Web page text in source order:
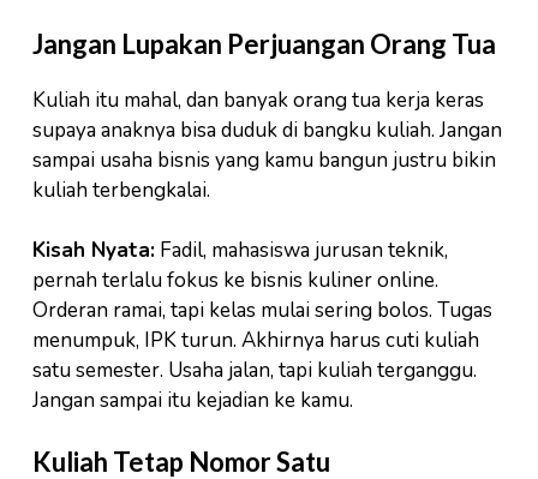
Jangan Lupakan Perjuangan Orang Tua
Kuliah itu mahal, dan banyak orang tua kerja keras
supaya anaknya bisa duduk di bangku kuliah. Jangan
sampai usaha bisnis yang kamu bangun justru bikin
kuliah terbengkalai.
Kisah Nyata: Fadil, mahasiswa jurusan teknik,
pernah terlalu fokus ke bisnis kuliner online.
Orderan ramai, tapi kelas mulai sering bolos. Tugas
menumpuk, IPK turun. Akhirnya harus cuti kuliah
satu semester. Usaha jalan, tapi kuliah terganggu.
Jangan sampai itu kejadian ke kamu.
Kuliah Tetap Nomor Satu